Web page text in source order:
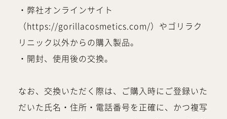
・弊社オンラインサイト
（https://gorillacosmetics.com/）やゴリラク
リニック以外からの購入製品。
・開封、使用後の交換。
なお、交換いただく際は、ご購入時にご登録いた
だいた氏名・住所・電話番号を正確に、かつ複写